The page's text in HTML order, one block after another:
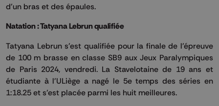
d'un bras et des épaules.
Natation : Tatyana Lebrun qualifiée
Tatyana Lebruns'est qualifiée pour la finale de l'épreuve
de 100 m brasse en classe SB9 aux Jeux Paralympiques
de Paris 2024, vendredi. La Stavelotaine de 19 ans et
étudiante à l'ULiège a nagé le 5e temps des séries en
1:18.25 et s'est placée parmi les huit meilleures.